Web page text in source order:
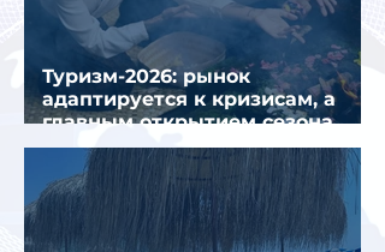
Туризм-2026: рынок
адаптируется к кризисам, а
главным открытием сезона
стал Вьетнам